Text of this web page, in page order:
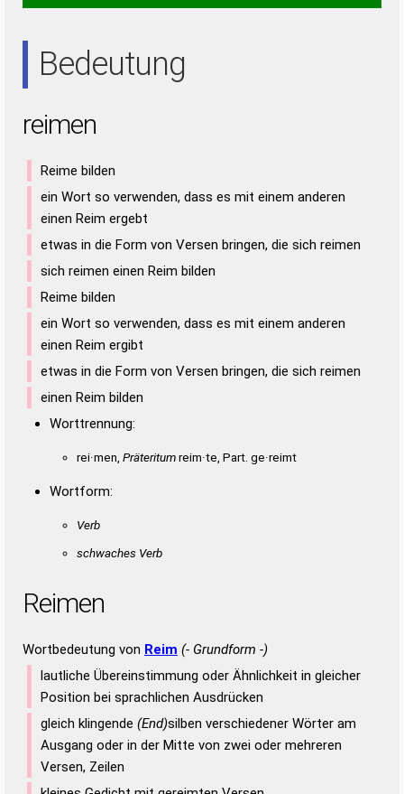
Bedeutung
reimen
Reime bilden
ein Wort so verwenden, dass es mit einem anderen
einen Reim ergebt
etwas in die Form von Versen bringen, die sich reimen
sich reimen einen Reim bilden
Reime bilden
ein Wort so verwenden, dass es mit einem anderen
einen Reim ergibt
etwas in die Form von Versen bringen, die sich reimen
einen Reim bilden
Worttrennung:
rei·men, Präteritumreim·te, Part. ge·reimt
Wortform:
Verb
schwaches Verb
Reimen
Wortbedeutung von Reim (- Grundform -)
lautliche Übereinstimmung oder Ähnlichkeit in gleicher
Position bei sprachlichen Ausdrücken
gleich klingende (End)silben verschiedener Wörter am
Ausgang oder in der Mitte von zwei oder mehreren
Versen, Zeilen